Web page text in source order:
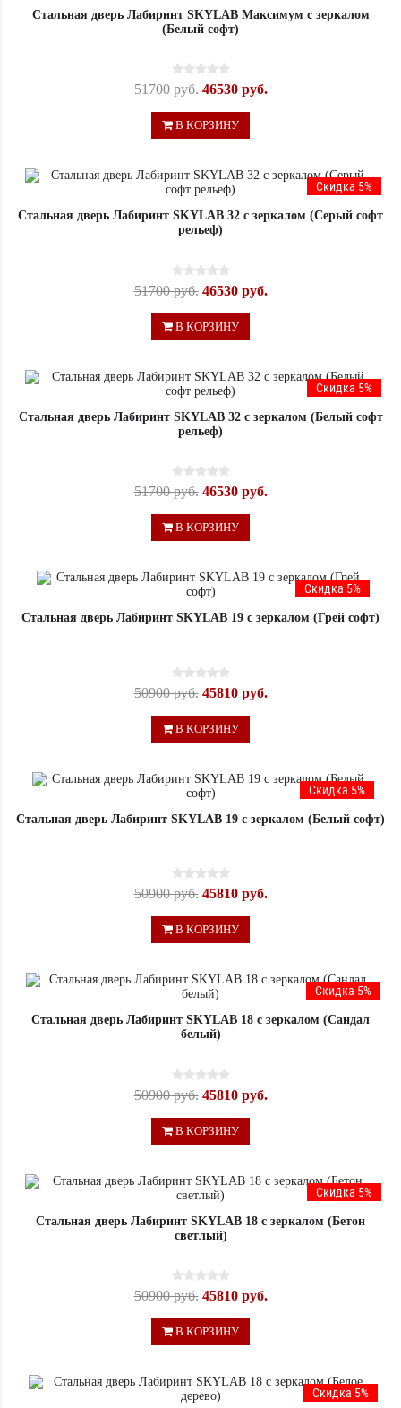
Стальная дверь Лабиринт SKYLAB Максимум с зеркалом
(Белый софт)
51700 руб. 46530 руб.
В КОРЗИНУ
Скидка 5%
Стальная дверь Лабиринт SKYLAB 32 с зеркалом (Серый софт
рельеф)
51700 руб. 46530 руб.
В КОРЗИНУ
Скидка 5%
Стальная дверь Лабиринт SKYLAB 32 с зеркалом (Белый софт
рельеф)
51700 руб. 46530 руб.
В КОРЗИНУ
Скидка 5%
Стальная дверь Лабиринт SKYLAB 19 с зеркалом (Грей софт)
50900 руб. 45810 руб.
В КОРЗИНУ
Скидка 5%
Стальная дверь Лабиринт SKYLAB 19 с зеркалом (Белый софт)
50900 руб. 45810 руб.
В КОРЗИНУ
Скидка 5%
Стальная дверь Лабиринт SKYLAB 18 с зеркалом (Сандал
белый)
50900 руб. 45810 руб.
В КОРЗИНУ
Скидка 5%
Стальная дверь Лабиринт SKYLAB 18 с зеркалом (Бетон
светлый)
50900 руб. 45810 руб.
В КОРЗИНУ
Скидка 5%